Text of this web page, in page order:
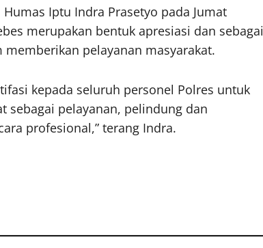
Iptu Indra Prasetyo pada Jumat
merupakan bentuk apresiasi dan sebagai
pelayanan masyarakat.
kepada seluruh personel Polres untuk
sebagai pelayanan, pelindung dan
profesional,” terang Indra.